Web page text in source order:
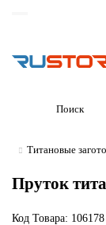
Титановые
Пруток
Код Товара: 106178